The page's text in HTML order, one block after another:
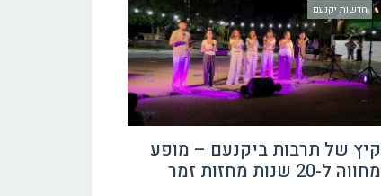
חדשות יקנעם
קיץ של תרבות ביקנעם – מופע
מחווה ל-20 שנות מחזות זמר